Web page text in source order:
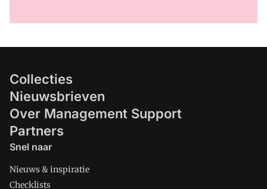
Collecties
Nieuwsbrieven
Over Management Support
Partners
Snel naar
Nieuws & inspiratie
Checklists